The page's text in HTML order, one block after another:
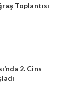
Toplantısı
2. Cins